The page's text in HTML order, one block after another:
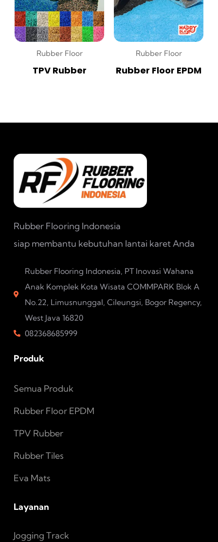
Rubber Floor
TPV Rubber
Rubber Floor
Rubber Floor EPDM
Rubber Flooring Indonesia
siap membantu kebutuhan lantai karet Anda
Rubber Flooring Indonesia, PT Inovasi Wahana
Anak Komplek Kota Wisata COMMPARK Blok A
No.22, Limusnunggal, Cileungsi, Bogor Regency,
West Java 16820
082368685999
Produk
Semua Produk
Rubber Floor EPDM
TPV Rubber
Rubber Tiles
Eva Mats
Layanan
Jogging Track